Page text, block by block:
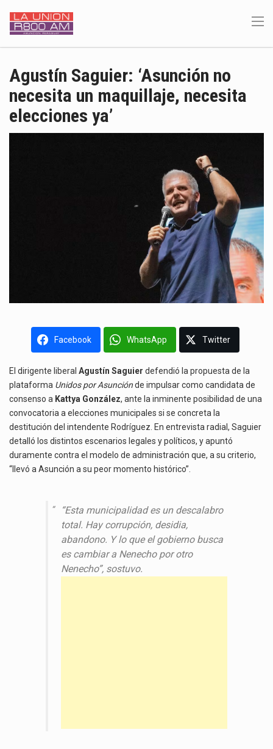
Agustín Saguier: ‘Asunción no
necesita un maquillaje, necesita
elecciones ya’
Facebook WhatsApp Twitter
El dirigente liberal Agustín Saguier defendió la propuesta de la
plataforma Unidos por Asunciónde impulsar como candidata de
consenso a Kattya González, ante la inminente posibilidad de una
convocatoria a elecciones municipales si se concreta la
destitución del intendente Rodríguez. En entrevista radial, Saguier
detalló los distintos escenarios legales y políticos, y apuntó
duramente contra el modelo de administración que, a su criterio,
“llevó a Asunción a su peor momento histórico”.
“Esta municipalidad es un descalabro
total. Hay corrupción, desidia,
abandono. Y lo que el gobierno busca
es cambiar a Nenecho por otro
Nenecho”, sostuvo.